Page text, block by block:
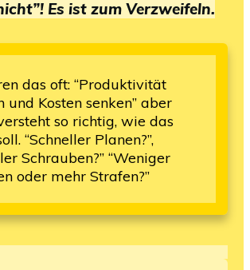
Es ist zum Verzweifeln.
das oft: “Produktivität
und Kosten senken” aber
so richtig, wie das
“Schneller Planen?”,
Schrauben?” “Weniger
oder mehr Strafen?”